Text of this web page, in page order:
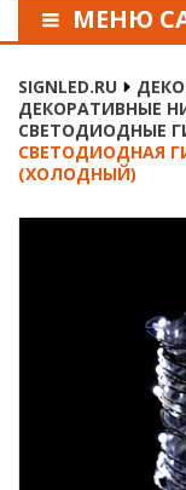
МЕНЮ
ОПЛАТА И
НАШИ РЕКВИЗИТЫ
SIGNLED.RU
ДЕКОРАТИВНЫЕ
СВЕТОДИОДНЫЕ
СВЕТОДИОДНАЯ
(ХОЛОДНЫЙ)